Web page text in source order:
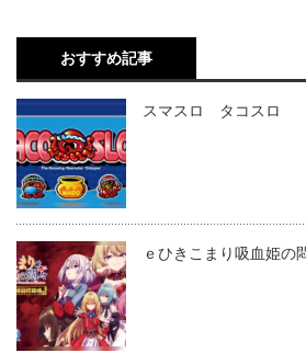
おすすめ記事
スマスロ タコスロ
ｅひきこまり吸血姫の